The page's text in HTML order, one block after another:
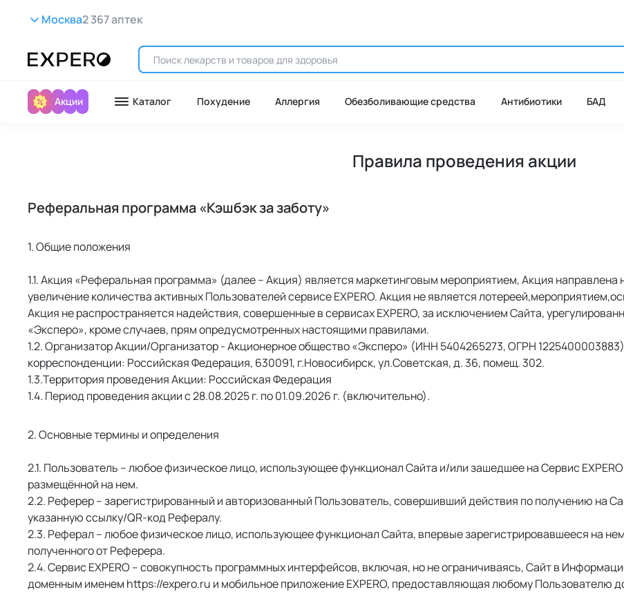
Москва2 367 аптек
Акции Каталог Похудение Аллергия Обезболивающие средства Антибиотики БАД
Правила проведения акции
Реферальная программа «Кэшбэк за заботу»
1. Общие положения
Акция «Реферальная программа» (далее – Акция) является маркетинговым мероприятием, Акция направлена
увеличение количества активных Пользователей сервисе EXPERO. Акция не является
Акция не распространяется надействия, совершенные в сервисах EXPERO, за исключением Сайта,
«Эксперо», кроме случаев, прям опредусмотренных настоящими правилами.
Организатор Акции/Организатор - Акционерное общество «Эксперо» (ИНН 5404265273, ОГРН
корреспонденции: Российская Федерация, 630091, г.Новосибирск, ул.Советская, д. 36, помещ. 302.
Территория проведения Акции: Российская Федерация
Период проведения акции с 28.08.2025 г. по 01.09.2026 г. (включительно).
2. Основные термины и определения
Пользователь – любое физическое лицо, использующее функционал Сайта и/или зашедшее на Сервис
размещённой на нем.
Реферер – зарегистрированный и авторизованный Пользователь, совершивший действия по получению на
указанную ссылку/QR-код Рефералу.
Реферал – любое физическое лицо, использующее функционал Сайта, впервые зарегистрировавшееся на
полученного от Реферера.
Сервис EXPERO – совокупность программных интерфейсов, включая, но не ограничиваясь, Сайт в
доменным именем https://expero.ru и мобильное приложение EXPERO, предоставляющая любому Пользователю